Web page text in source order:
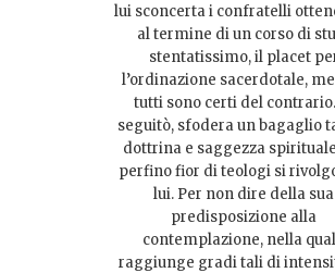
lui sconcerta i confratelli
al termine di un corso di
stentatissimo, il placet
l’ordinazione sacerdotale,
tutti sono certi del
seguitò, sfodera un bagaglio
dottrina e saggezza
perfino fior di teologi si
lui. Per non dire della sua
predisposizione alla
contemplazione, nella
raggiunge gradi tali di